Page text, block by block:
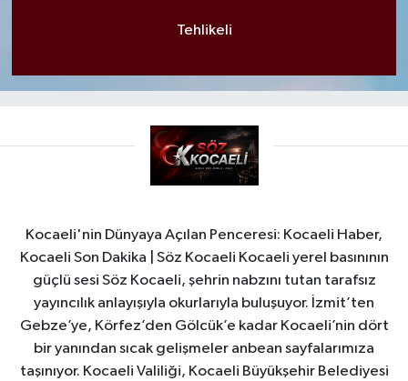
Tehlikeli
Kocaeli'nin Dünyaya Açılan Penceresi: Kocaeli Haber,
Kocaeli Son Dakika | Söz Kocaeli Kocaeli yerel basınının
güçlü sesi Söz Kocaeli, şehrin nabzını tutan tarafsız
yayıncılık anlayışıyla okurlarıyla buluşuyor. İzmit’ten
Gebze’ye, Körfez’den Gölcük’e kadar Kocaeli’nin dört
bir yanından sıcak gelişmeler anbean sayfalarımıza
taşınıyor. Kocaeli Valiliği, Kocaeli Büyükşehir Belediyesi